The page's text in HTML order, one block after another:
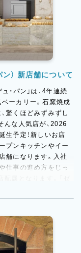
） 新店舗について
・パン」は、4年連続
ーカリー。石窯焼成
驚くほどみずみずし
んな人気店が、2026
生予定！新しいお店
プンキッチンやイー
舗になります。入社
仕事の進め方をじっ
属となります。「ゼ
主導での開発や提案